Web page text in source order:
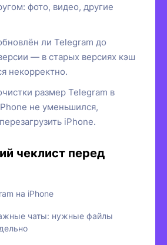
фото, видео, другие
ли Telegram до
— в старых версиях кэш
некорректно.
размер Telegram в
не уменьшился,
iPhone.
чеклист перед
на iPhone
чаты: нужные файлы